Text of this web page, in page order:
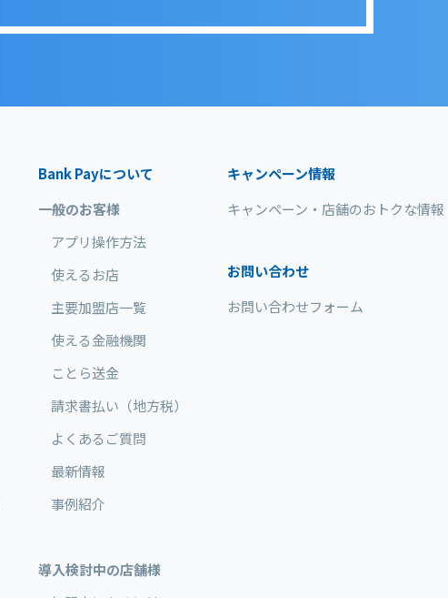
Bank Payについて
一般のお客様
アプリ操作方法
使えるお店
主要加盟店一覧
使える金融機関
ことら送金
請求書払い（地方税）
よくあるご質問
最新情報
事例紹介
導入検討中の店舗様
キャンペーン情報
キャンペーン・店舗のおトクな情報
お問い合わせ
お問い合わせフォーム